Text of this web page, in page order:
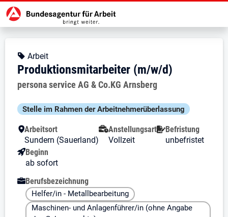
Zur Jobsuche Startseite
Stellendetails zu:
Produktionsmitarbeiter (m/
Produktionsmitarbeiter (m/w/d)
Kopfbereich
Angebotsart:
Arbeit
Produktionsmitarbeiter (m/w/d)
Arbeitgeber:
persona service AG & Co.KG Arnsberg
Besondere Merkmale
Stelle im Rahmen der Arbeit­nehmer­über­lassung
Arbeitsort
Sundern (Sauerland)
Anstellungsart
Vollzeit
Befristung
unbefristet
Beginn
ab sofort
Berufsbezeichnung
Helfer/in - Metallbearbeitung
Maschinen- und Anlagenführer/in (ohne Angabe